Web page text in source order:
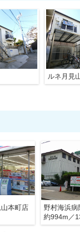
ルネ月見
本町店
野村海浜病
約994m／